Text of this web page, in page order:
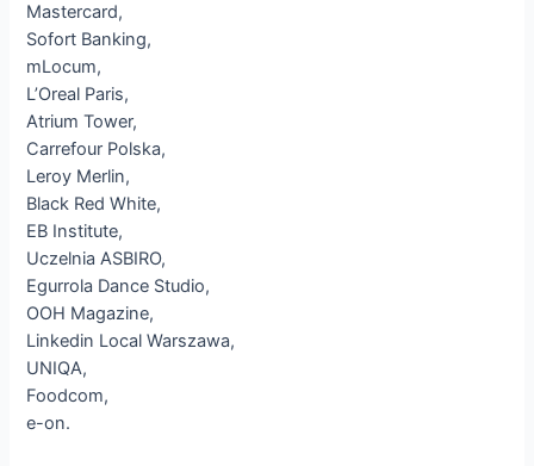
Mastercard,
Sofort Banking,
mLocum,
L’Oreal Paris,
Atrium Tower,
Carrefour Polska,
Leroy Merlin,
Black Red White,
EB Institute,
Uczelnia ASBIRO,
Egurrola Dance Studio,
OOH Magazine,
Linkedin Local Warszawa,
UNIQA,
Foodcom,
e-on.